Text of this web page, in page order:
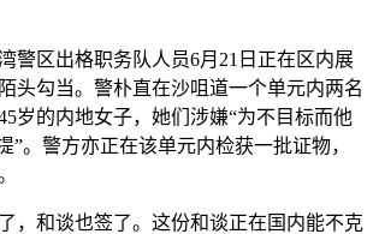
区出格职务队人员6月21日正在区内展
头勾当。警朴直在沙咀道一个单元内两名
岁的内地女子，她们涉嫌“为不目标而他
”。警方亦正在该单元内检获一批证物，
和谈也签了。这份和谈正在国内能不克